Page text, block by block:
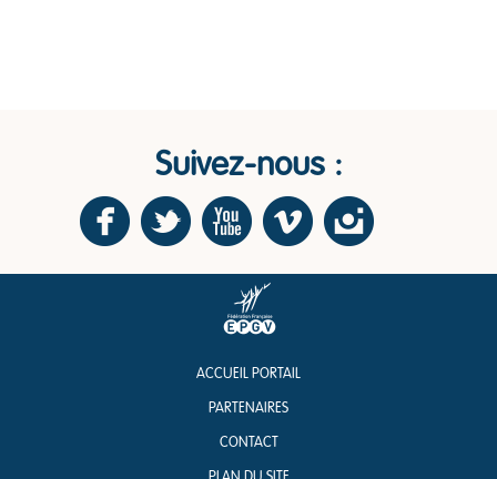
Suivez-nous :
ACCUEIL PORTAIL
PARTENAIRES
CONTACT